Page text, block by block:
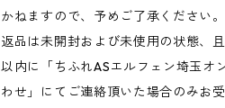
かねますので、予めご了承ください。
返品は未開封および未使用の状態、
以内に「ちふれASエルフェン埼玉オ
わせ」にてご連絡頂いた場合のみお受